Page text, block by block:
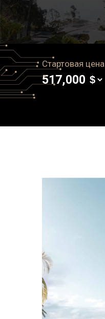
Стартовая цена
517,000